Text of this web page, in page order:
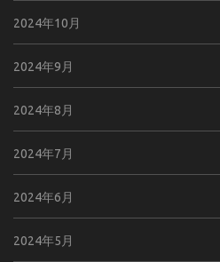
2024年10月
2024年9月
2024年8月
2024年7月
2024年6月
2024年5月